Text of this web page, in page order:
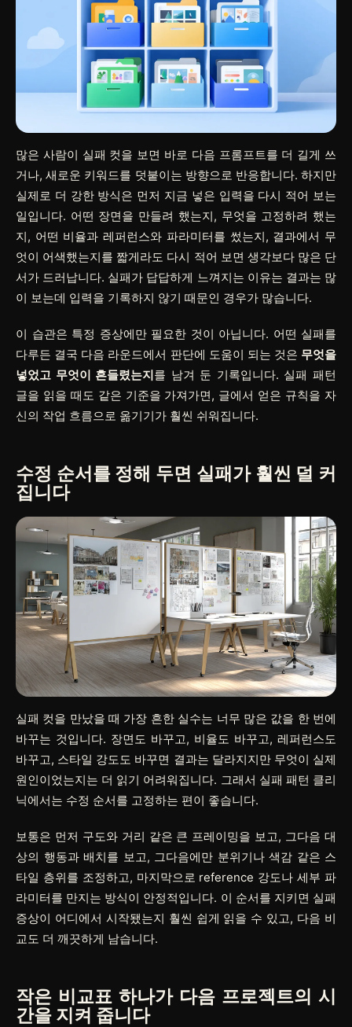
많은 사람이 실패 컷을 보면 바로 다음 프롬프트를 더 길게 쓰
거나, 새로운 키워드를 덧붙이는 방향으로 반응합니다. 하지만
실제로 더 강한 방식은 먼저 지금 넣은 입력을 다시 적어 보는
일입니다. 어떤 장면을 만들려 했는지, 무엇을 고정하려 했는
지, 어떤 비율과 레퍼런스와 파라미터를 썼는지, 결과에서 무
엇이 어색했는지를 짧게라도 다시 적어 보면 생각보다 많은 단
서가 드러납니다. 실패가 답답하게 느껴지는 이유는 결과는 많
이 보는데 입력을 기록하지 않기 때문인 경우가 많습니다.
이 습관은 특정 증상에만 필요한 것이 아닙니다. 어떤 실패를
다루든 결국 다음 라운드에서 판단에 도움이 되는 것은 무엇을
넣었고 무엇이 흔들렸는지를 남겨 둔 기록입니다. 실패 패턴
글을 읽을 때도 같은 기준을 가져가면, 글에서 얻은 규칙을 자
신의 작업 흐름으로 옮기기가 훨씬 쉬워집니다.
수정 순서를 정해 두면 실패가 훨씬 덜 커
집니다
실패 컷을 만났을 때 가장 흔한 실수는 너무 많은 값을 한 번에
바꾸는 것입니다. 장면도 바꾸고, 비율도 바꾸고, 레퍼런스도
바꾸고, 스타일 강도도 바꾸면 결과는 달라지지만 무엇이 실제
원인이었는지는 더 읽기 어려워집니다. 그래서 실패 패턴 클리
닉에서는 수정 순서를 고정하는 편이 좋습니다.
보통은 먼저 구도와 거리 같은 큰 프레이밍을 보고, 그다음 대
상의 행동과 배치를 보고, 그다음에만 분위기나 색감 같은 스
타일 층위를 조정하고, 마지막으로 reference 강도나 세부 파
라미터를 만지는 방식이 안정적입니다. 이 순서를 지키면 실패
증상이 어디에서 시작됐는지 훨씬 쉽게 읽을 수 있고, 다음 비
교도 더 깨끗하게 남습니다.
작은 비교표 하나가 다음 프로젝트의 시
간을 지켜 줍니다